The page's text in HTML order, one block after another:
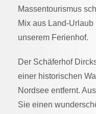
Massentourismus
Mix aus Land-
unserem Ferienhof.
Der Schäferhof
einer historischen
Nordsee entfernt.
Sie einen